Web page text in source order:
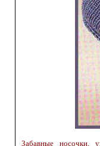
Забавные носочки,